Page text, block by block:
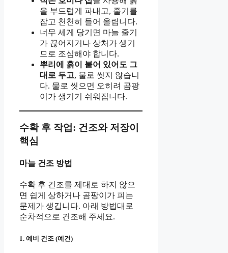
을 부드럽게 파내고, 줄기를
잡고 천천히 들어 올립니다.
너무 세게 당기면 마늘 줄기
가 끊어지거나 상처가 생기
므로 조심해야 합니다.
뿌리에 흙이 붙어 있어도 그
대로 두고, 물로 씻지 않습니
다. 물로 씻으면 오히려 곰팡
이가 생기기 쉬워집니다.
수확 후 작업: 건조와 저장이
핵심
마늘 건조 방법
수확 후 건조를 제대로 하지 않으
면 쉽게 상하거나 곰팡이가 피는
문제가 생깁니다. 아래 방법대로
순차적으로 건조해 주세요.
1. 예비 건조 (예건)